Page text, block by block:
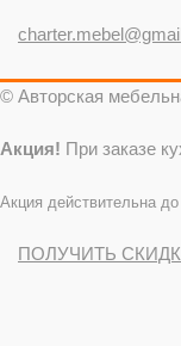
© Авторская
Акция! При заказе
Акция действительна
ПОЛУЧИТЬ